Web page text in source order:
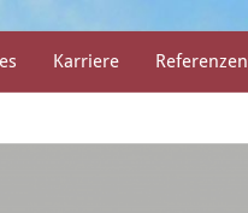
Karriere Referenzen